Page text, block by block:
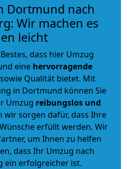
Dortmund nach
Wir machen es
leicht
dass hier Umzug
eine hervorragende
sowie Qualität bietet. Mit
in Dortmund können Sie
Umzug reibungslos und
sorgen dafür, dass Ihre
erfüllt werden. Wir
um Ihnen zu helfen
dass Ihr Umzug nach
ein erfolgreicher ist.